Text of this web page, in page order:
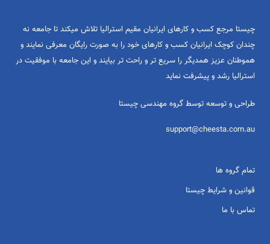
چیستا مرجع کسب و کارهای ایرانیان مقیم استرالیا تلاش میکند تا جامعه نه
چندان کوچک ایرانیان کسب و کارهای خود را به صورت رایگان معرفی نمایند و
هموطنان عزیز همدیگر را سریع تر و راحت تر بیایند و این جامعه با موفقیت در
استرالیا رشد و پیشرفت نماید
طراحی و توسعه توسط گروه مهندسی چیستا
support@cheesta.com.au
تمام گروه ها
قوانین و شرایط چیستا
تماس با ما